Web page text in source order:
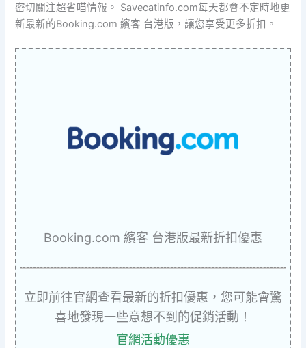
密切關注超省喵情報。 Savecatinfo.com每天都會不定時地更
新最新的Booking.com 繽客 台港版，讓您享受更多折扣。
Booking.com 繽客 台港版最新折扣優惠
立即前往官網查看最新的折扣優惠，您可能會驚
喜地發現一些意想不到的促銷活動！
官網活動優惠